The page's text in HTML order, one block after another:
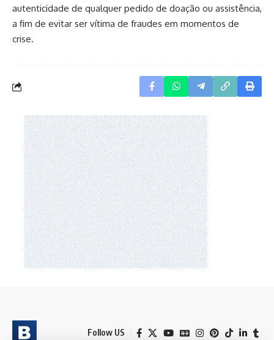
autenticidade de qualquer pedido de doação ou assistência,
a fim de evitar ser vítima de fraudes em momentos de
crise.
Follow US